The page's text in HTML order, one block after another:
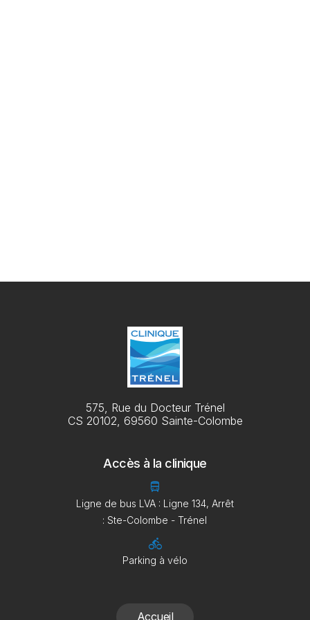
575, Rue du Docteur Trénel
CS 20102, 69560 Sainte-Colombe
Accès à la clinique
directions_bus
Ligne de bus LVA : Ligne 134, Arrêt
: Ste-Colombe - Trénel
directions_bike
Parking à vélo
Accueil